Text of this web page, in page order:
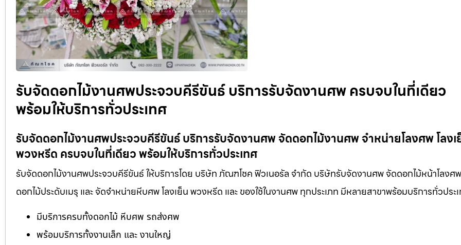
รับจัดดอกไม้งานศพประจวบคีรีขันธ์ บริการรับจัดงานศพ ครบจบในที่เดียว
พร้อมให้บริการทั่วประเทศ
รับจัดดอกไม้งานศพประจวบคีรีขันธ์ บริการรับจัดงานศพ จัดดอกไม้งานศพ จำหน่ายโลงศพ โลงเ
พวงหรีด ครบจบในที่เดียว พร้อมให้บริการทั่วประเทศ
รับจัดดอกไม้งานศพประจวบคีรีขันธ์ ให้บริการโดย บริษัท ภัณฑโชค ฟิวเนอรัล จำกัด บริษัทรับจัดงานศพ จัดดอกไม้หน้าโลงศ
ดอกไม้ประดับเมรุ และ จัดจำหน่ายหีบศพ โลงเย็น พวงหรีด และ ของใช้ในงานศพ ทุกประเภท มีหลายสาขาพร้อมบริการทั่วประ
มีบริการครบทั้งดอกไม้ หีบศพ รถส่งศพ
พร้อมบริการทั้งงานเล็ก และ งานใหญ่